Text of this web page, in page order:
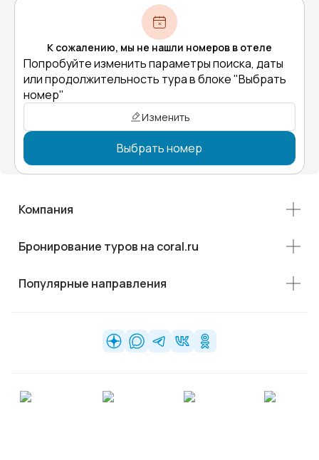
К сожалению, мы не нашли номеров в отеле
Попробуйте изменить параметры поиска, даты
или продолжительность тура в блоке "Выбрать
номер"
Изменить
Выбрать номер
Компания
Бронирование туров на coral.ru
Популярные направления